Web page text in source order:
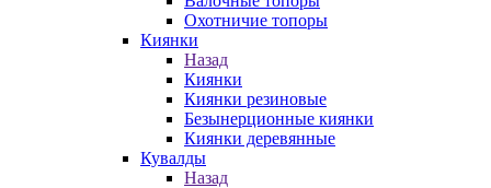
Охотничие топоры
Киянки
Назад
Киянки
Киянки резиновые
Безынерционные киянки
Киянки деревянные
Кувалды
Назад